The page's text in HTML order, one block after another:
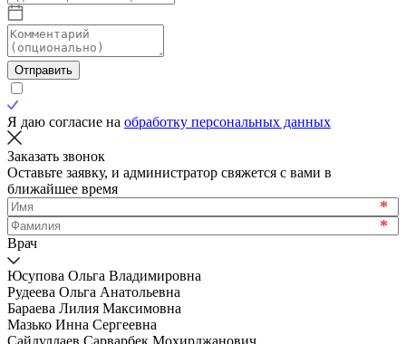
Отправить
Я даю согласие на обработку персональных данных
Заказать звонок
Оставьте заявку, и администратор свяжется с вами в
ближайшее время
*
*
Врач
Юсупова Ольга Владимировна
Рудеева Ольга Анатольевна
Бараева Лилия Максимовна
Мазько Инна Сергеевна
Сайдуллаев Сарварбек Мохирджанович